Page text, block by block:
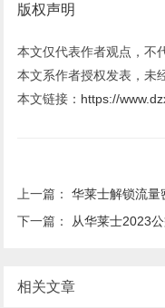
版权声明
本文仅代表作者观点，不
本文系作者授权发表，未
本文链接： https://
上一篇：华莱士解锁流
下一篇： 从华莱士2023
相关文章